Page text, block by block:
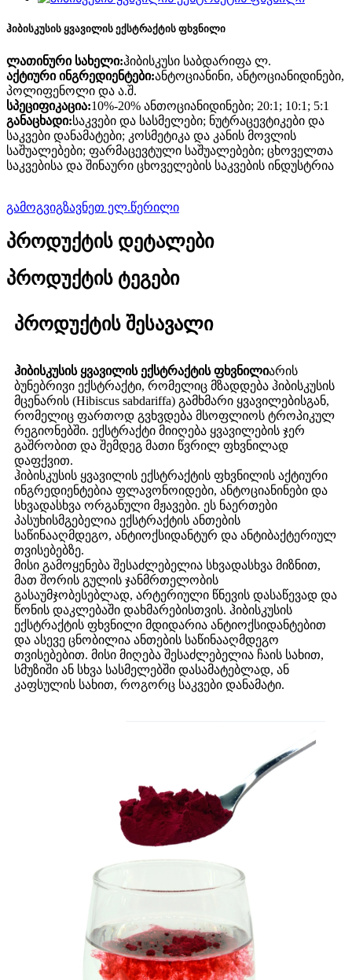
ჰიბისკუსის ყვავილის ექსტრაქტის ფხვნილი
ლათინური სახელი:ჰიბისკუსი საბდარიფა ლ.
აქტიური ინგრედიენტები:ანტოციანინი, ანტოციანიდინები,
პოლიფენოლი და ა.შ.
სპეციფიკაცია:10%-20% ანთოციანიდინები; 20:1; 10:1; 5:1
განაცხადი:საკვები და სასმელები; ნუტრაცევტიკები და
საკვები დანამატები; კოსმეტიკა და კანის მოვლის
საშუალებები; ფარმაცევტული საშუალებები; ცხოველთა
საკვებისა და შინაური ცხოველების საკვების ინდუსტრია
გამოგვიგზავნეთ ელ.წერილი
პროდუქტის დეტალები
პროდუქტის ტეგები
პროდუქტის შესავალი
ჰიბისკუსის ყვავილის ექსტრაქტის ფხვნილიარის
ბუნებრივი ექსტრაქტი, რომელიც მზადდება ჰიბისკუსის
მცენარის (Hibiscus sabdariffa) გამხმარი ყვავილებისგან,
რომელიც ფართოდ გვხვდება მსოფლიოს ტროპიკულ
რეგიონებში. ექსტრაქტი მიიღება ყვავილების ჯერ
გაშრობით და შემდეგ მათი წვრილ ფხვნილად
დაფქვით.
ჰიბისკუსის ყვავილის ექსტრაქტის ფხვნილის აქტიური
ინგრედიენტებია ფლავონოიდები, ანტოციანინები და
სხვადასხვა ორგანული მჟავები. ეს ნაერთები
პასუხისმგებელია ექსტრაქტის ანთების
საწინააღმდეგო, ანტიოქსიდანტურ და ანტიბაქტერიულ
თვისებებზე.
მისი გამოყენება შესაძლებელია სხვადასხვა მიზნით,
მათ შორის გულის ჯანმრთელობის
გასაუმჯობესებლად, არტერიული წნევის დასაწევად და
წონის დაკლებაში დახმარებისთვის. ჰიბისკუსის
ექსტრაქტის ფხვნილი მდიდარია ანტიოქსიდანტებით
და ასევე ცნობილია ანთების საწინააღმდეგო
თვისებებით. მისი მიღება შესაძლებელია ჩაის სახით,
სმუზიში ან სხვა სასმელებში დასამატებლად, ან
კაფსულის სახით, როგორც საკვები დანამატი.